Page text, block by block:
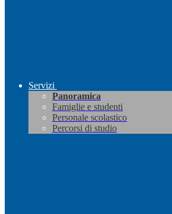
Servizi
Panoramica
Famiglie e studenti
Personale scolastico
Percorsi di studio